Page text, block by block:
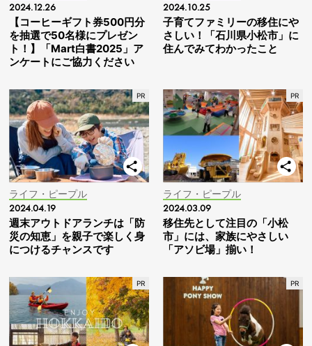
2024.12.26
【コーヒーギフト券500円分
を抽選で50名様にプレゼン
ト！】「Mart白書2025」ア
ンケートにご協力ください
2024.10.25
子育てファミリーの移住にや
さしい！「石川県小松市」に
住んでみてわかったこと
ライフ・ピープル
2024.04.19
週末アウトドアランチは「防
災の知恵」を親子で楽しく身
につけるチャンスです
ライフ・ピープル
2024.03.09
移住先として注目の「小松
市」には、家族にやさしい
「アソビ場」揃い！